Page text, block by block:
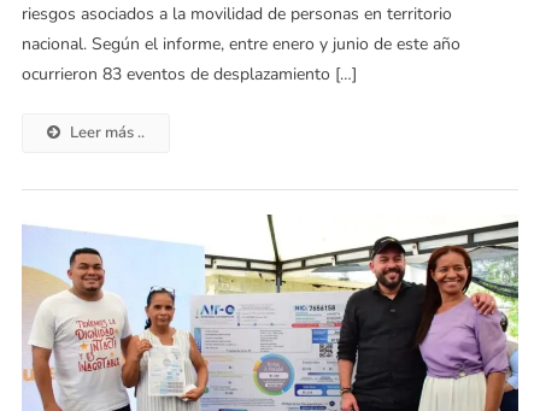
riesgos asociados a la movilidad de personas en territorio
nacional. Según el informe, entre enero y junio de este año
ocurrieron 83 eventos de desplazamiento […]
Leer más ..